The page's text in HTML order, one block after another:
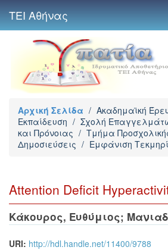
ΤΕΙ Αθήνας
Αρχική Σελίδα / Ακαδημαϊκή
Εκπαίδευση / Σχολή
και Πρόνοιας / Τμήμα
Δημοσιεύσεις / Εμφάνιση
Attention Deficit
Κάκουρος, Ευθύμιος;
URI: http://hdl.handle.net/11400/9788